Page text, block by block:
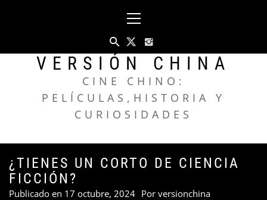
principal
VERSIÓN CHINA
CINE CHINO:
PELÍCULAS,HISTORIA Y
CURIOSIDADES
¿TIENES UN CORTO DE CIENCIA
FICCIÓN?
Publicado en 17 octubre, 2024 Por versionchina